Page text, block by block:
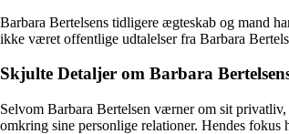
Barbara Bertelsens tidligere ægteskab og mand
ikke været offentlige udtalelser fra Barbara
Skjulte Detaljer om Barbara
Selvom Barbara Bertelsen værner om sit
omkring sine personlige relationer. Hendes